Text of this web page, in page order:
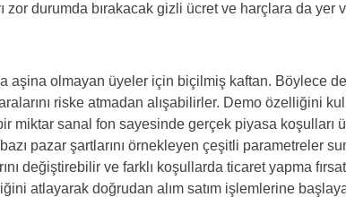
Italy
Netherlands
Portugal
zor durumda bırakacak gizli ücret ve harçlara da yer
aşina olmayan üyeler için biçilmiş kaftan. Böylece
riske atmadan alışabilirler. Demo özelliğini
bir miktar sanal fon sayesinde gerçek piyasa koşulları
pazar şartlarını örnekleyen çeşitli parametreler
değiştirebilir ve farklı koşullarda ticaret yapma
atlayarak doğrudan alım satım işlemlerine